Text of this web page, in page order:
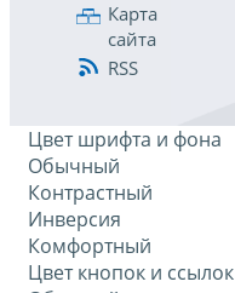
Карта
сайта
RSS
Цвет шрифта и фона
Обычный
Контрастный
Инверсия
Комфортный
Цвет кнопок и ссылок